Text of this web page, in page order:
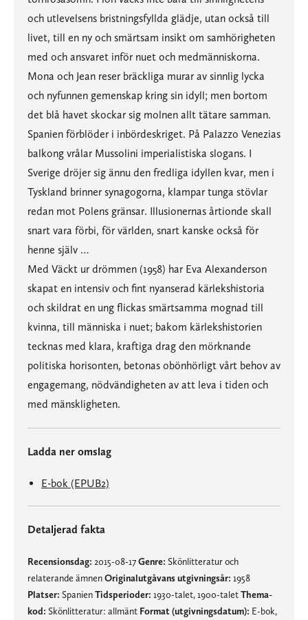
och utlevelsens bristningsfyllda glädje, utan också till
livet, till en ny och smärtsam insikt om samhörigheten
med och ansvaret inför nuet och medmänniskorna.
Mona och Jean reser bräckliga murar av sinnlig lycka
och nyfunnen gemenskap kring sin idyll; men bortom
det blå havet skockar sig molnen allt tätare samman.
Spanien förblöder i inbördeskriget. På Palazzo Venezias
balkong vrålar Mussolini imperialistiska slogans. I
Sverige dröjer sig ännu den fredliga idyllen kvar, men i
Tyskland brinner synagogorna, klampar tunga stövlar
redan mot Polens gränsar. Illusionernas årtionde skall
snart vara förbi, för världen, snart kanske också för
henne själv …
Med Väckt ur drömmen (1958) har Eva Alexanderson
skapat en intensiv och fint nyanserad kärlekshistoria
och skildrat en ung flickas smärtsamma mognad till
kvinna, till människa i nuet; bakom kärlekshistorien
tecknas med klara, kraftiga drag den mörknande
politiska horisonten, betonas obönhörligt vårt behov av
engagemang, nödvändigheten av att leva i tiden och
med mänskligheten.
Ladda ner omslag
E-bok (EPUB2)
Detaljerad fakta
Recensionsdag: 2015-08-17Genre: Skönlitteratur och
relaterande ämnenOriginalutgåvans utgivningsår: 1958
Platser: SpanienTidsperioder: 1930-talet, 1900-taletThema-
kod: Skönlitteratur: allmänt Format (utgivningsdatum): E-bok,